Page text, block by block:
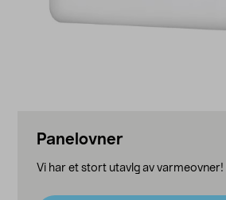
Panelovner
Vi har et stort utavlg av varmeovner!